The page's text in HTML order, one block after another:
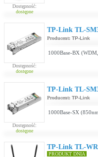
Dostępność:
dostępne
Dostępność:
dostępne
TP-Link TL-
Producent: TP-Link
1000Base-BX
Dostępność:
dostępne
TP-Link TL-
Producent: TP-Link
1000Base-SX
TP-Link TL-
PRODUKT DNIA